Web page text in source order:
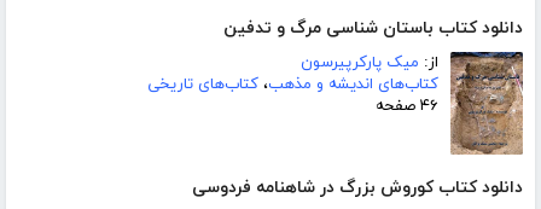
دانلود کتاب باستان شناسی مرگ و تدفین
از: میک پارکرپیرسون
کتاب‌های اندیشه و مذهب، کتاب‌های تاریخی
۴۶ صفحه
دانلود کتاب کوروش بزرگ در شاهنامه فردوسی